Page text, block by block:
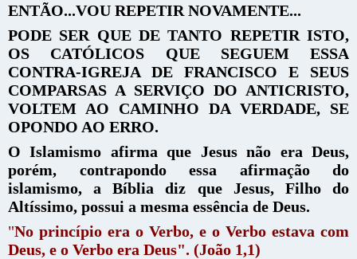
ENTÃO...VOU REPETIR NOVAMENTE...
PODE SER QUE DE TANTO REPETIR ISTO,
OS CATÓLICOS QUE SEGUEM ESSA
CONTRA-IGREJA DE FRANCISCO E SEUS
COMPARSAS A SERVIÇO DO ANTICRISTO,
VOLTEM AO CAMINHO DA VERDADE, SE
OPONDO AO ERRO.
O Islamismo afirma que Jesus não era Deus,
porém, contrapondo essa afirmação do
islamismo, a Bíblia diz que Jesus, Filho do
Altíssimo, possui a mesma essência de Deus.
"No princípio era o Verbo, e o Verbo estava com
Deus, e o Verbo era Deus". (João 1,1)